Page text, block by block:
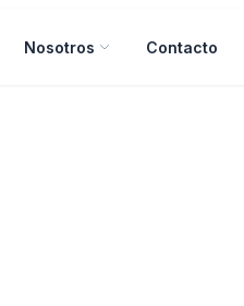
Nosotros Contacto